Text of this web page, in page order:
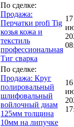
По сделке:
Продажа:
Перчатки profi Tig
козья кожа и
текстиль
профессиональная
Тиг сварка
17
По сделке:
Продажа: Круг
полировальный
шлифовальный
войлочный диам
125мм толщина
10мм на липучке
16